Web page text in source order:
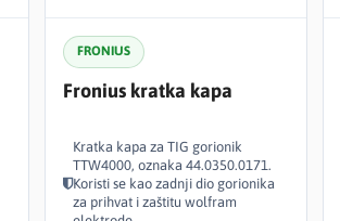
FRONIUS
Fronius kratka kapa
Kratka kapa za TIG gorionik
TTW4000, oznaka 44.0350.0171.
Koristi se kao zadnji dio gorionika
za prihvat i zaštitu wolfram